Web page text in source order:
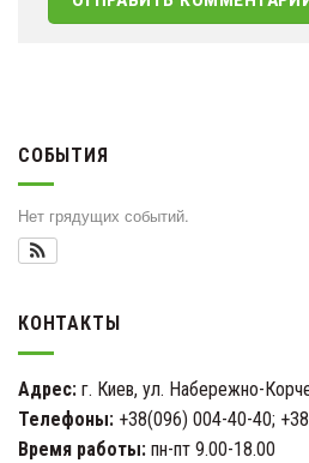
СОБЫТИЯ
Нет грядущих событий.
КОНТАКТЫ
Адрес: г. Киев, ул. Набережно-
Телефоны: +38(096) 004-40-40;
Время работы: пн-пт 9.00-18.00